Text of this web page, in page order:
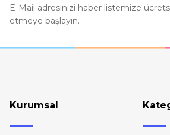
E-Mail adresinizi haber listemize
etmeye başlayın.
Kurumsal